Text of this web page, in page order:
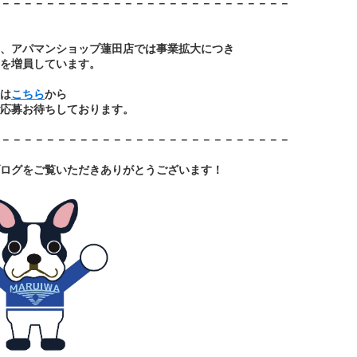
－－－－－－－－－－－－－－－－－－－－－－－－－
アパマンショップ蓮田店では事業拡大につき
増員しています。
こちらから
募お待ちしております。
－－－－－－－－－－－－－－－－－－－－－－－－－
グをご覧いただきありがとうございます！